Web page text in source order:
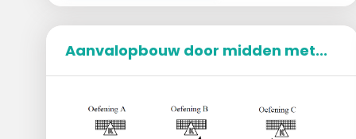
Beweging naar de bal.
Aanvalopbouw door midden met...